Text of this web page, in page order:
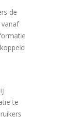
de
te